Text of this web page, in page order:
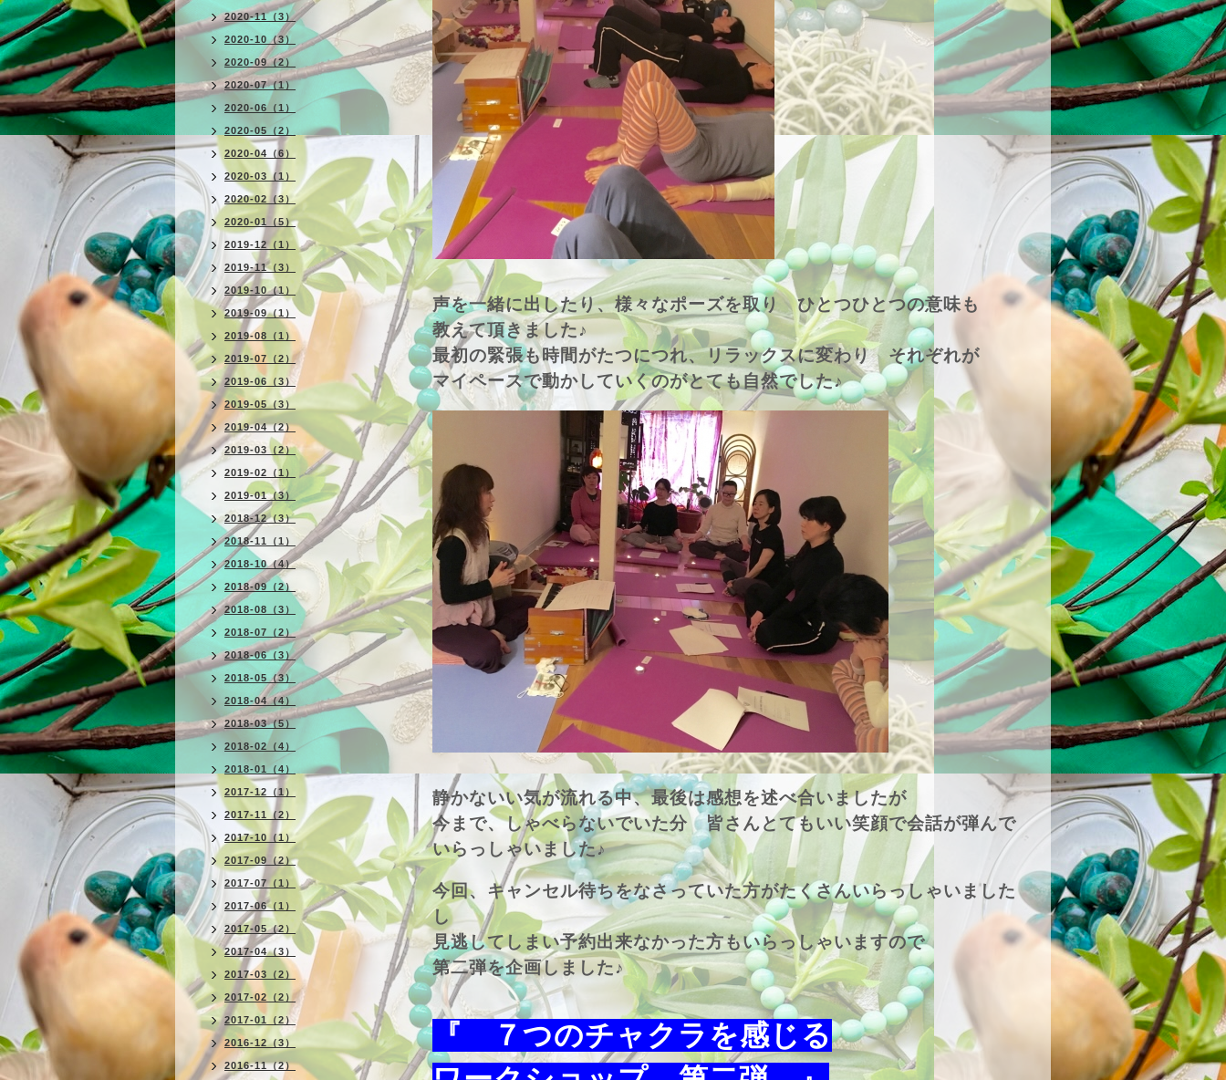
声を一緒に出したり、様々なポーズを取り ひとつひとつの意味も
教えて頂きました♪
最初の緊張も時間がたつにつれ、リラックスに変わり それぞれが
マイペースで動かしていくのがとても自然でした♪
静かないい気が流れる中、最後は感想を述べ合いましたが
今まで、しゃべらないでいた分 皆さんとてもいい笑顔で会話が弾んで
いらっしゃいました♪
今回、キャンセル待ちをなさっていた方がたくさんいらっしゃいました
し
見逃してしまい予約出来なかった方もいらっしゃいますので
第二弾を企画しました♪
『 ７つのチャクラを感じる
2020-11（3）
2020-10（3）
2020-09（2）
2020-07（1）
2020-06（1）
2020-05（2）
2020-04（6）
2020-03（1）
2020-02（3）
2020-01（5）
2019-12（1）
2019-11（3）
2019-10（1）
2019-09（1）
2019-08（1）
2019-07（2）
2019-06（3）
2019-05（3）
2019-04（2）
2019-03（2）
2019-02（1）
2019-01（3）
2018-12（3）
2018-11（1）
2018-10（4）
2018-09（2）
2018-08（3）
2018-07（2）
2018-06（3）
2018-05（3）
2018-04（4）
2018-03（5）
2018-02（4）
2018-01（4）
2017-12（1）
2017-11（2）
2017-10（1）
2017-09（2）
2017-07（1）
2017-06（1）
2017-05（2）
2017-04（3）
2017-03（2）
2017-02（2）
2017-01（2）
2016-12（3）
2016-11（2）